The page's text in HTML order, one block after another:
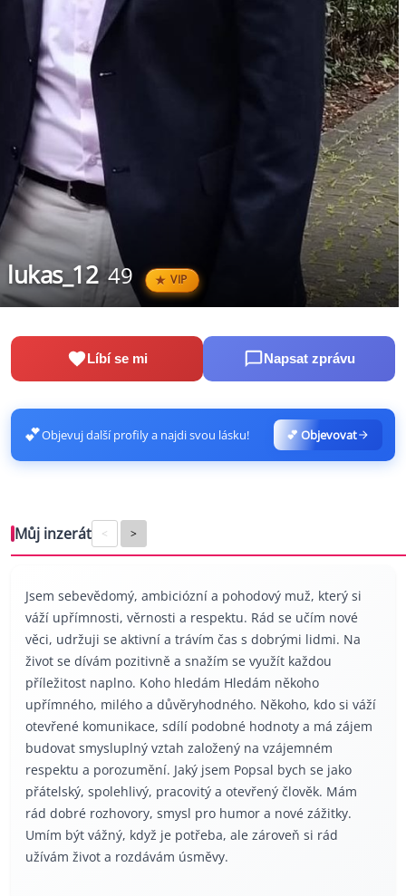
lukas_12 49 VIP
Líbí se mi Napsat zprávu
💕Objevuj další profily a najdi svou lásku! 💕 Objevovat
Můj inzerát < >
Jsem sebevědomý, ambiciózní a pohodový muž, který si
váží upřímnosti, věrnosti a respektu. Rád se učím nové
věci, udržuji se aktivní a trávím čas s dobrými lidmi. Na
život se dívám pozitivně a snažím se využít každou
příležitost naplno. Koho hledám Hledám někoho
upřímného, milého a důvěryhodného. Někoho, kdo si váží
otevřené komunikace, sdílí podobné hodnoty a má zájem
budovat smysluplný vztah založený na vzájemném
respektu a porozumění. Jaký jsem Popsal bych se jako
přátelský, spolehlivý, pracovitý a otevřený člověk. Mám
rád dobré rozhovory, smysl pro humor a nové zážitky.
Umím být vážný, když je potřeba, ale zároveň si rád
užívám život a rozdávám úsměvy.